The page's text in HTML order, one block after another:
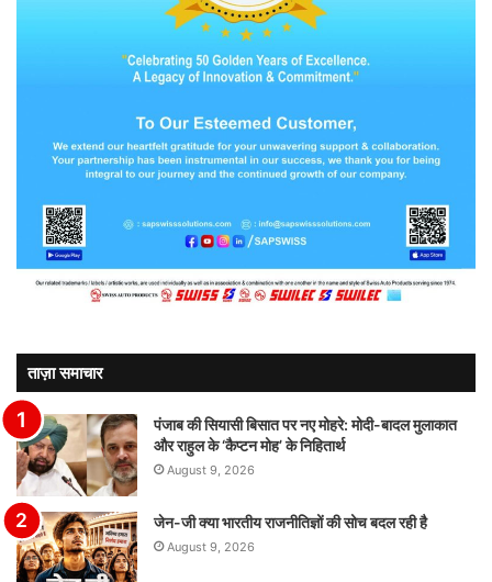
ताज़ा समाचार
पंजाब की सियासी बिसात पर नए मोहरे: मोदी-बादल मुलाकात
और राहुल के ‘कैप्टन मोह’ के निहितार्थ
August 9, 2026
जेन-जी क्या भारतीय राजनीतिज्ञों की सोच बदल रही है
August 9, 2026